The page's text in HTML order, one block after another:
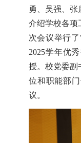
勇、吴强、张
介绍学校各项
次会议举行
2025学年优
授。校党委副
位和职能部
议。